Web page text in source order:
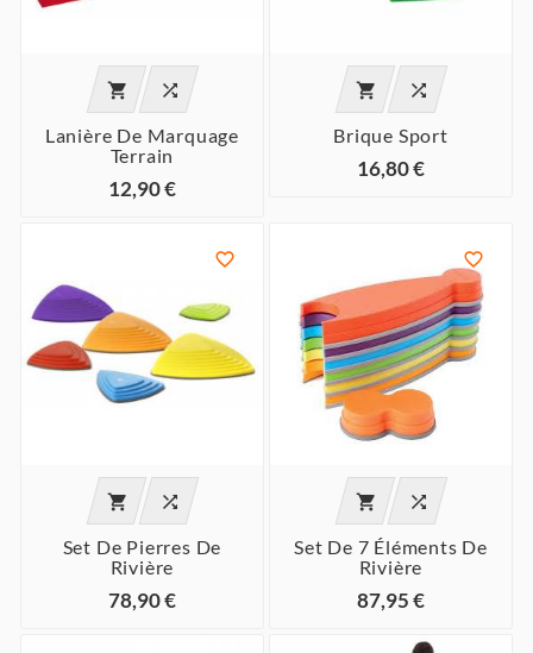
 
Lanière De Marquage
Terrain
12,90 €
 
Brique Sport
16,80 €

 
Set De Pierres De
Rivière
78,90 €

 
Set De 7 Éléments De
Rivière
87,95 €